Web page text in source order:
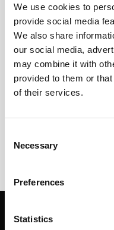
We use cookies to
provide social media
We also share
our social media,
may combine it with
provided to them or
of their services.
Selection
Necessary
Preferences
Statistics
Als in uw land
getoond,
distributeur in
over onze lokale
benodigde
Blijf op de hoogte: